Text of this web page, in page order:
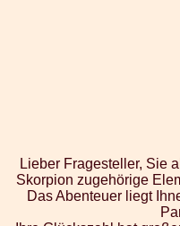
Lieber Fragesteller, Sie
Skorpion zugehörige
Das Abenteuer liegt